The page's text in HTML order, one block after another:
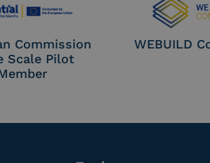
Commission
Scale Pilot
WEBUILD